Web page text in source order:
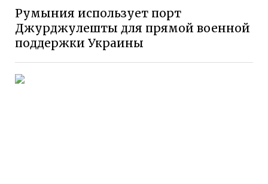
Румыния использует порт
Джурджулешты для прямой военной
поддержки Украины